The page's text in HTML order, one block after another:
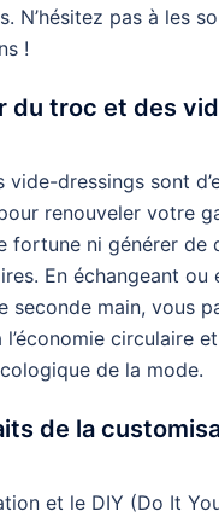
N’hésitez pas à les
!
du troc et des
vide-dressings sont
renouveler votre
fortune ni générer de
En échangeant ou
seconde main, vous
circulaire
de la mode.
de la
et le DIY (Do It